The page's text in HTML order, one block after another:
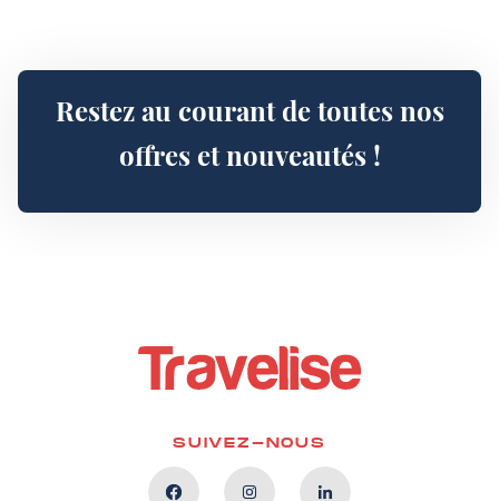
Restez au courant de toutes nos
offres et nouveautés !
SUIVEZ-NOUS